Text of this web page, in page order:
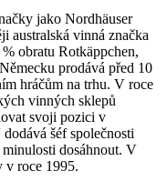
jako Nordhäuser
australská vinná značka
obratu Rotkäppchen,
prodává před 10
hráčům na trhu. V roce
vinných sklepů
svoji pozici v
šéf společnosti
minulosti dosáhnout. V
v roce 1995.